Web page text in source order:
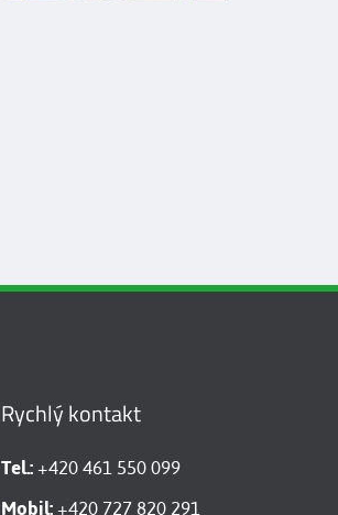
Rychlý kontakt
Tel.: +420 461 550 099
Mobil: +420 727 820 291